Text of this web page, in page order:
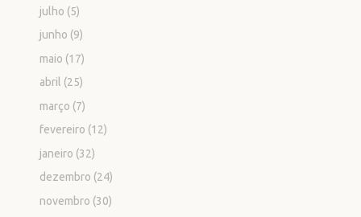
julho (5)
junho (9)
maio (17)
abril (25)
março (7)
fevereiro (12)
janeiro (32)
dezembro (24)
novembro (30)